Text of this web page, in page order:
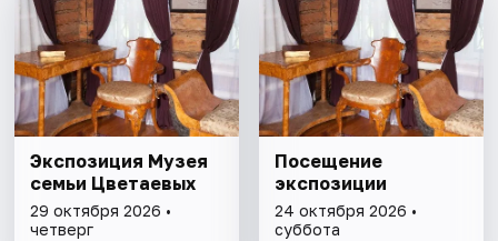
Экспозиция Музея
семьи Цветаевых
29 октября 2026 •
четверг
Посещение
экспозиции
24 октября 2026 •
суббота